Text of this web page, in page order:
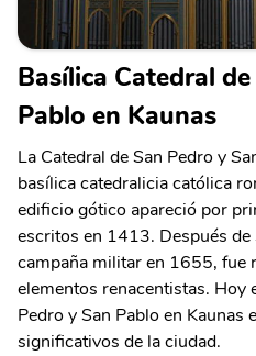
Basílica Catedral
Pablo en Kaunas
La Catedral de San Pedro y
basílica catedralicia católica
edificio gótico apareció por
escritos en 1413. Después
campaña militar en 1655, fue
elementos renacentistas. Hoy
Pedro y San Pablo en Kaunas
significativos de la ciudad.